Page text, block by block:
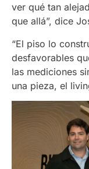
ver qué tan
que allá”, dice
“El piso lo
desfavorables
las mediciones
una pieza, el